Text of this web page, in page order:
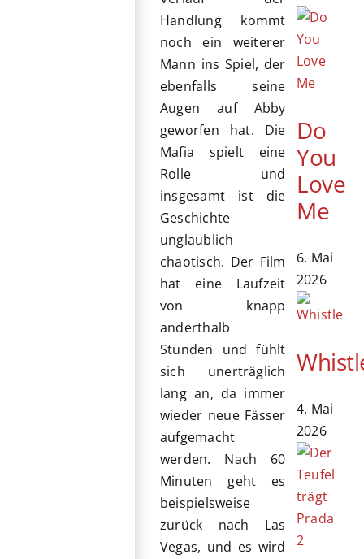
Handlung kommt
noch ein weiterer
Mann ins Spiel, der
ebenfalls seine
Augen auf Abby
geworfen hat. Die
Mafia spielt eine
Rolle und
insgesamt ist die
Geschichte
unglaublich
chaotisch. Der Film
hat eine Laufzeit
von knapp
anderthalb
Stunden und fühlt
sich unerträglich
lang an, da immer
wieder neue Fässer
aufgemacht
werden. Nach 60
Minuten geht es
beispielsweise
zurück nach Las
Vegas, und es wird
Do
You
Love
Me
6. Mai
2026
4. Mai
2026